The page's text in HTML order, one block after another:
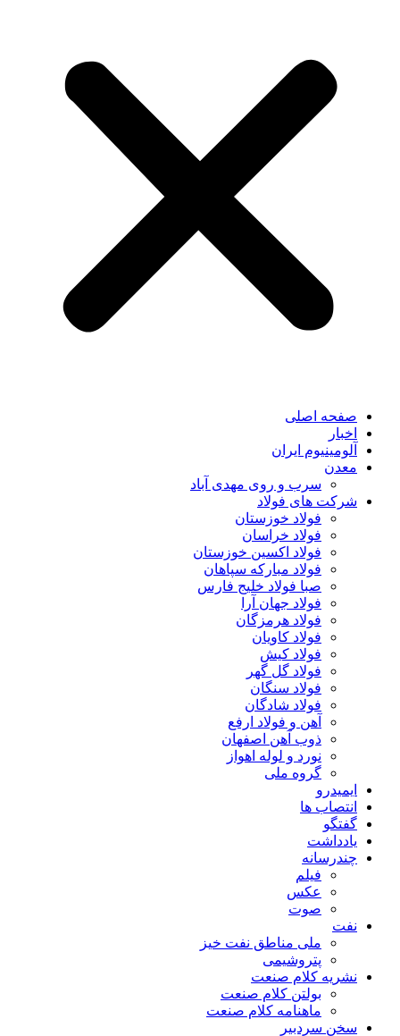
صفحه اصلی
اخبار
آلومینیوم ایران
معدن
سرب و روی مهدی آباد
شرکت های فولاد
فولاد خوزستان
فولاد خراسان
فولاد اکسین خوزستان
فولاد مبارکه سپاهان
صبا فولاد خلیج فارس
فولاد جهان آرا
فولاد هرمزگان
فولاد کاویان
فولاد کیش
فولاد گل گهر
فولاد سنگان
فولاد شادگان
آهن و فولاد ارفع
ذوب آهن اصفهان
نورد و لوله اهواز
گروه ملی
ایمیدرو
انتصاب ها
گفتگو
یادداشت
چندرسانه
فیلم
عکس
صوت
نفت
ملی مناطق نفت خیز
پتروشیمی
نشریه کلام صنعت
بولتن کلام صنعت
ماهنامه کلام صنعت
سخن سردبیر